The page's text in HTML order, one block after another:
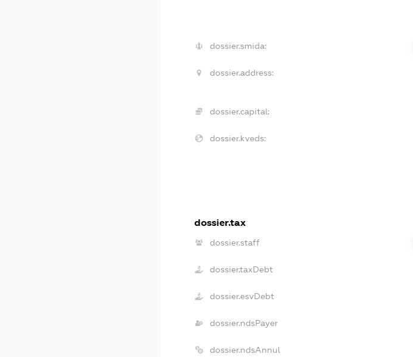
dossier.smida:
dossier.address:
dossier.capital:
dossier.kveds:
dossier.tax
dossier.staff
dossier.taxDebt
dossier.esvDebt
dossier.ndsPayer
dossier.ndsAnnul